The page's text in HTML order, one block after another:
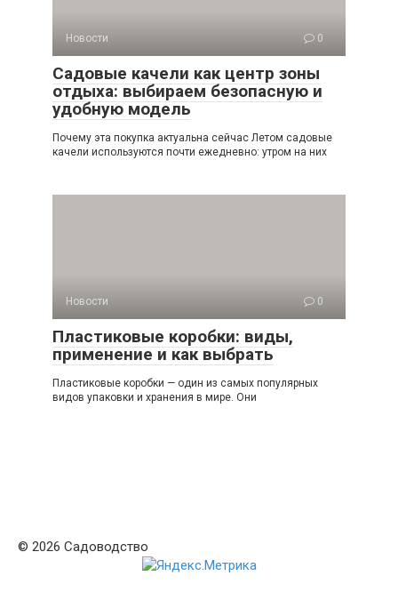
Новости 0
Садовые качели как центр зоны
отдыха: выбираем безопасную и
удобную модель
Почему эта покупка актуальна сейчас Летом садовые
качели используются почти ежедневно: утром на них
Новости 0
Пластиковые коробки: виды,
применение и как выбрать
Пластиковые коробки — один из самых популярных
видов упаковки и хранения в мире. Они
© 2026 Садоводство